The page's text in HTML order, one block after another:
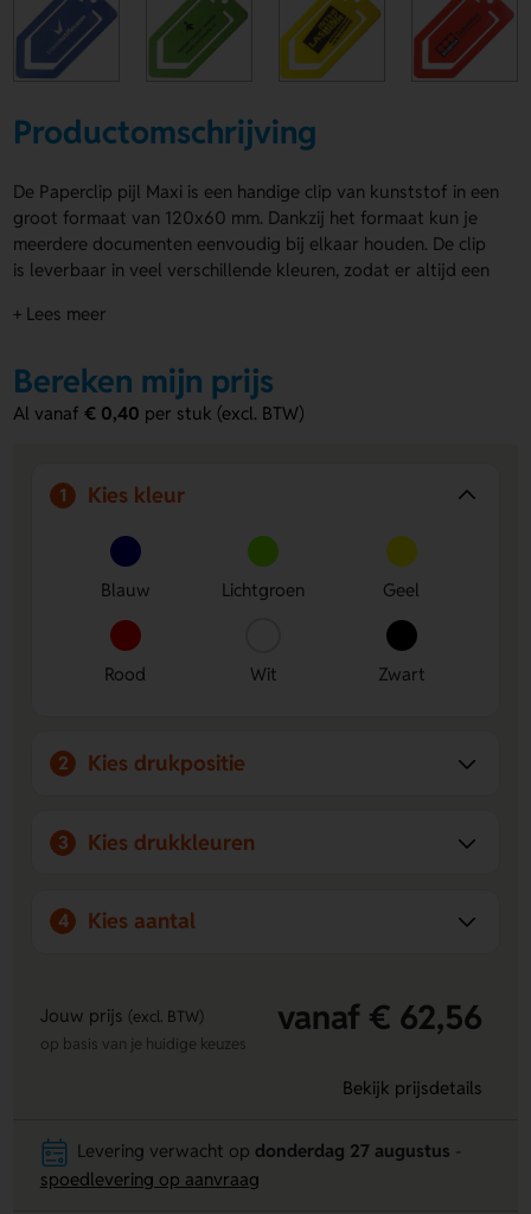
Productomschrijving
De Paperclip pijl Maxi is een handige clip van kunststof in een
groot formaat van 120x60 mm. Dankzij het formaat kun je
meerdere documenten eenvoudig bij elkaar houden. De clip
is leverbaar in veel verschillende kleuren, zodat er altijd een
bedrukken op één of beide zijden, ideaal als relatiegeschenk
met een opvallend en functioneel product dat ze dagelijks
kunnen gebruiken.
Bedrukking mogelijk:
logo of tekst voor maximale zichtbaarheid.
Groot formaat:
Houdt documenten stevig bij elkaar en
maakt belangrijke informatie duidelijk zichtbaar.
Kies uit veel kleuren:
Vind altijd de kleur die bij jouw
+ Lees meer
Bereken mijn prijs
Al vanaf€ 0,40 per stuk (excl. BTW)
1 Kies kleur
Blauw Lichtgroen Geel
Rood Wit Zwart
2 Kies drukpositie
3 Kies drukkleuren
4 Kies aantal
Jouw prijs (excl. BTW) vanaf € 62,56
op basis van je huidige keuzes
Bekijk prijsdetails
Levering verwacht op donderdag 27 augustus
spoedlevering op aanvraag